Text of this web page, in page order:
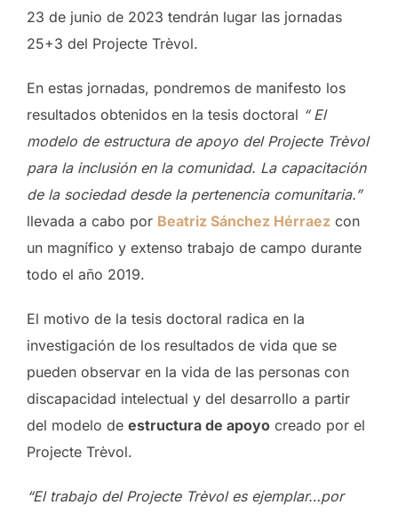
23 de junio de 2023 tendrán lugar las jornadas
25+3 del Projecte Trèvol.
En estas jornadas, pondremos de manifesto los
resultados obtenidos en la tesis doctoral “ El
modelo de estructura de apoyo del Projecte Trèvol
para la inclusión en la comunidad. La capacitación
de la sociedad desde la pertenencia comunitaria.”
llevada a cabo por Beatriz Sánchez Hérraez con
un magnífico y extenso trabajo de campo durante
todo el año 2019.
El motivo de la tesis doctoral radica en la
investigación de los resultados de vida que se
pueden observar en la vida de las personas con
discapacidad intelectual y del desarrollo a partir
del modelo de estructura de apoyo creado por el
Projecte Trèvol.
“El trabajo del Projecte Trèvol es ejemplar…por